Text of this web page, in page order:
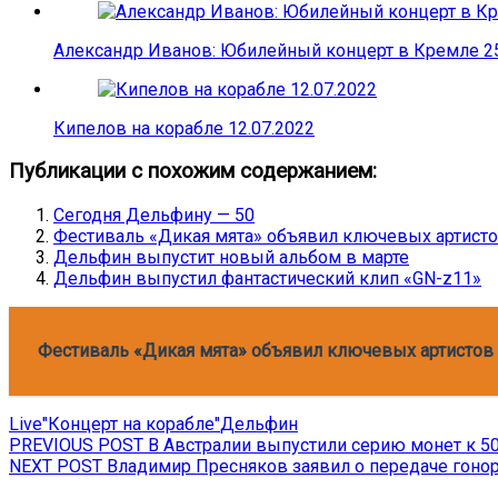
Александр Иванов: Юбилейный концерт в Кремле
Кипелов на корабле 12.07.2022
Публикации с похожим содержанием:
Сегодня Дельфину — 50
Фестиваль «Дикая мята» объявил ключевых
Дельфин выпустит новый альбом в марте
Дельфин выпустил фантастический клип «GN-z11»
Фестиваль «Дикая мята» объявил ключевых артистов
Live"Концерт на корабле"Дельфин
Навигация
по
PREVIOUS POST Previous
post:
В Австралии выпустили серию монет к
NEXT POST Next
Владимир Пресняков заявил о передаче